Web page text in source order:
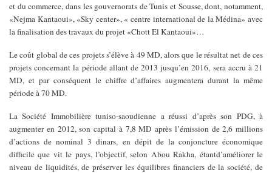
et du commerce, dans les gouvernorats de Tunis et Sousse, dont, notamment,
«Nejma Kantaoui», «Sky center», « centre international de la Médina» avec
la finalisation des travaux du projet «Chott El Kantaoui»…
Le coût global de ces projets s’élève à 49 MD, alors que le résultat net de ces
projets concernant la période allant de 2013 jusqu’en 2016, sera accru à 21
MD, et par conséquent le chiffre d’affaires augmentera durant la même
période à 70 MD.
La Société Immobilière tuniso-saoudienne a réussi d’après son PDG, à
augmenter en 2012, son capital à 7,8 MD après l’émission de 2,6 millions
d’actions de nominal 3 dinars, en dépit de la conjoncture économique
difficile que vit le pays, l’objectif, selon Abou Rakha, étantd’améliorer le
niveau de liquidités, de préserver les équilibres financiers de la société, de